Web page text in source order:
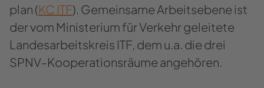
plan (KC ITF). Ge­mein­sa­me Ar­beits­ebe­ne ist
der vom Mi­nis­te­ri­um für Ver­kehr ge­lei­te­te
Lan­des­ar­beits­kreis ITF, dem u.a. die drei
SPNV-​​Kooperationsräume an­ge­hö­ren.